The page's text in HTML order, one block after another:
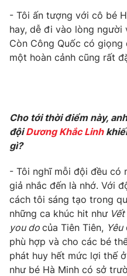
THỜI BÁO VTV
Theo dõi báo trên
Cơ quan báo chí:Thời báo
Giấy phép hoạt động báo in
cấp ngày 29/12/2023
Phó Tổng Biên tập:Nguyễn
Nguyễn Trọng Ninh
Tổng đài VTV:024.38 355
Ðiện thoại Thời báo VTV:
Email: toasoan@vtv.vn
Liên hệ quảng cáo:024-
- Tôi ấn tượng với cô bé
hay, dễ đi vào lòng người
Còn Công Quốc có
một hoàn cảnh cũng rất
Cho tới thời điểm này,
độiDương Khắc Linh
gì?
- Tôi nghĩ mỗi đội đều có
giả nhắc đến là nhớ. Với
cách tôi sáng tạo trong
những ca khúc hit nhưVết
you do của Tiên Tiên, Yêu
phù hợp và cho các bé
phát huy hết mức lợi thế
như bé Hà Minh có sở